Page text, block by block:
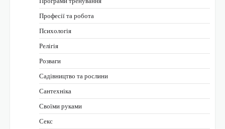
Професії та робота
Психологія
Релігія
Розваги
Садівництво та рослини
Сантехніка
Своїми руками
Секс